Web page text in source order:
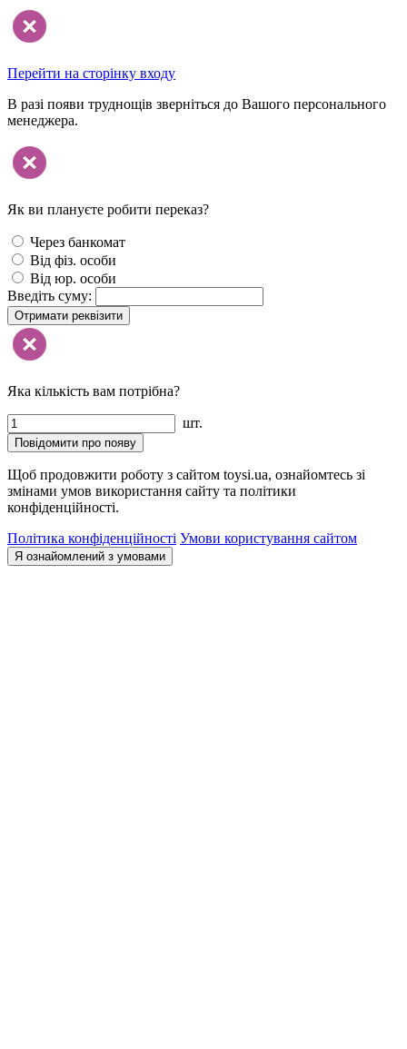
Перейти на сторінку входу
В разі появи труднощів зверніться до Вашого персонального
менеджера.
Як ви плануєте робити переказ?
Через банкомат
Від фіз. особи
Від юр. особи
Введіть суму:
Отримати реквізити
Яка кількість вам потрібна?
шт.
Повідомити про появу
Щоб продовжити роботу з сайтом toysi.ua, ознайомтесь зі
змінами умов використання сайту та політики
конфіденційності.
Політика конфіденційності Умови користування сайтом
Я ознайомлений з умовами